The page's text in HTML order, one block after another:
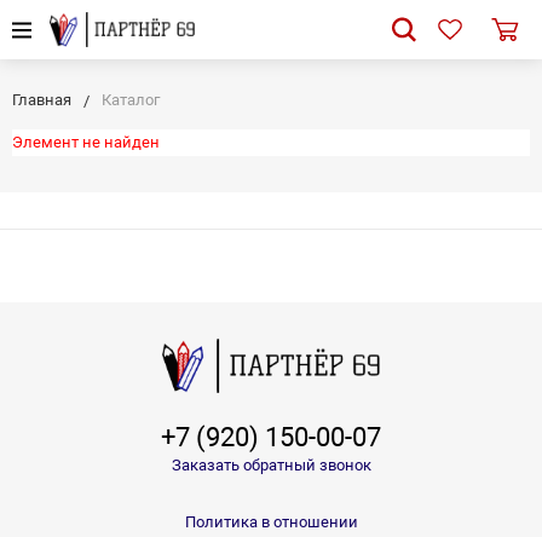
Главная Каталог
Элемент не найден
+7 (920) 150-00-07
Заказать обратный звонок
Политика в отношении